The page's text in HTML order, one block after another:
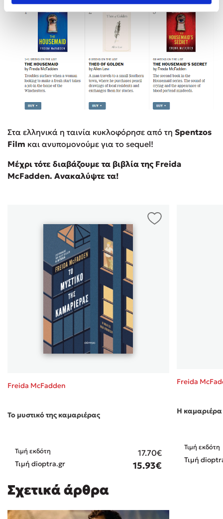
Στα ελληνικά η ταινία κυκλοφόρησε από τη Spentzos
Film και ανυπομονούμε για το sequel!
Μέχρι τότε διαβάζουμε τα βιβλία της Freida
McFadden. Ανακαλύψτε τα!
Freida McFadden
Το μυστικό της καμαριέρας
Τιμή εκδότη 17.70€
Τιμή dioptra.gr 15.93€
Freida
Η καμαριέρα
Τιμή εκδότη
Τιμή
Σχετικά άρθρα